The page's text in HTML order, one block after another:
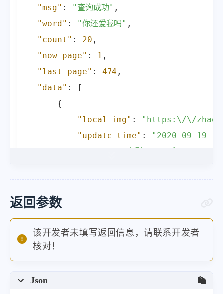
"msg" : "查询成功" ,
"word" : "你还爱我吗" ,
"count" : 20 ,
"now_page" : 1 ,
"last_page" : 474 ,
"data" :
[
{
"local_img" :
"https:\/\/
"update_time" :
"2020-09-19
"zh_word": "你还爱我吗" ,
"事已到此",
"你也为所做的事感到后悔了",
返回参数
该开发者未填写返回信息，请联系开发者
核对！
Json